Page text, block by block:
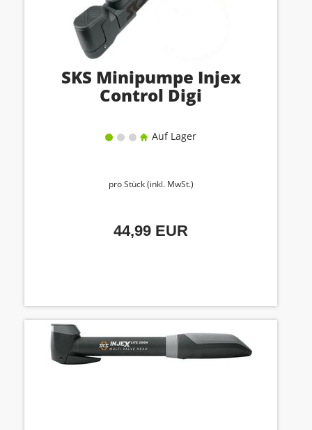
SKS Minipumpe Injex
Control Digi
Auf Lager
pro Stück (inkl. MwSt.)
44,99 EUR